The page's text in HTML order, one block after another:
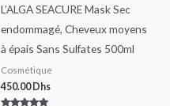
L’ALGA SEACURE Mask Sec
endommagé, Cheveux moyens
à épais Sans Sulfates 500ml
Cosmétique
450.00Dhs